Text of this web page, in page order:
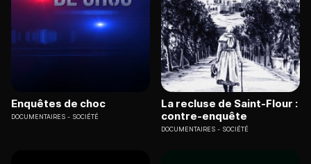
Enquêtes de choc
DOCUMENTAIRES SOCIÉTÉ
La recluse de Saint-Flour :
contre-enquête
DOCUMENTAIRES SOCIÉTÉ